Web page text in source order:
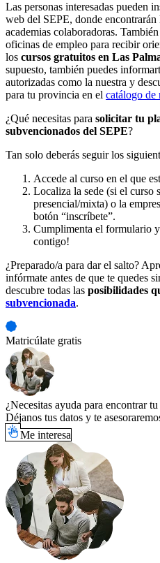
Las personas interesadas pueden
web del SEPE, donde
academias colaboradoras.
oficinas de empleo para recibir
los cursos gratuitos en Las
supuesto, también puedes
autorizadas como la nuestra y
para tu provincia en el catálogo de
¿Qué necesitas para solicitar tu
subvencionados del SEPE?
Tan solo deberás seguir los
Accede al curso en el que
Localiza la sede (si el curso
presencial/mixta) o la
botón “inscríbete”.
Cumplimenta el formulario
contigo!
¿Preparado/a para dar el salto?
infórmate antes de que te quedes
descubre todas las posibilidades
subvencionada.
Matricúlate gratis
¿Necesitas ayuda para encontrar
Déjanos tus datos y te
Me interesa